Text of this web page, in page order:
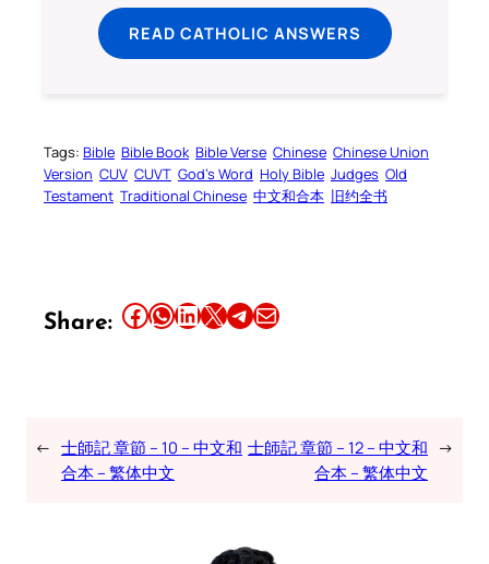
READ CATHOLIC ANSWERS
Tags: Bible Bible Book Bible Verse Chinese Chinese Union
Version CUV CUVT God’s Word Holy Bible Judges Old
Testament Traditional Chinese 中文和合本 旧约全书
Share: Share this article on Facebook Share this article on WhatsApp Share this article on LinkedIn Share this article on X Share this article on TelegramEmail this Article
← 士師記 章節 – 10 – 中文和
合本 – 繁体中文
士師記 章節 – 12 – 中文和
合本 – 繁体中文
→